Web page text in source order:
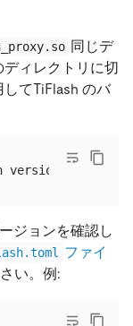
同じデ
ィレクトリに切
てTiFlash のバ
ジョンを確認し
ファイ
い。例: